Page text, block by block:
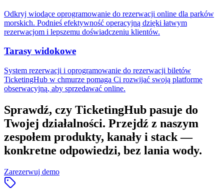
Odkryj wiodące oprogramowanie do rezerwacji online dla parków
morskich. Podnieś efektywność operacyjną dzięki łatwym
rezerwacjom i lepszemu doświadczeniu klientów.
Tarasy widokowe
System rezerwacji i oprogramowanie do rezerwacji biletów
TicketingHub w chmurze pomaga Ci rozwijać swoją platformę
obserwacyjną, aby sprzedawać online.
Sprawdź, czy TicketingHub pasuje do
Twojej działalności. Przejdź z naszym
zespołem produkty, kanały i stack —
konkretne odpowiedzi, bez lania wody.
Zarezerwuj demo